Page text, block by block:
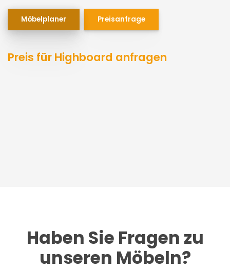
Möbelplaner Preisanfrage
Preis für Highboard anfragen
Haben Sie Fragen zu
unseren Möbeln?